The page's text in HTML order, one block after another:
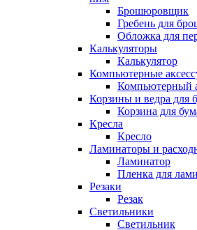
Брошюровщик
Гребень для
Обложка для
Калькуляторы
Калькулятор
Компьютерные
Компьютерный
Корзины и ведра для
Корзина для
Кресла
Кресло
Ламинаторы и
Ламинатор
Пленка для
Резаки
Резак
Светильники
Светильник